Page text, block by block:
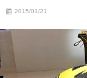
2015/01/21